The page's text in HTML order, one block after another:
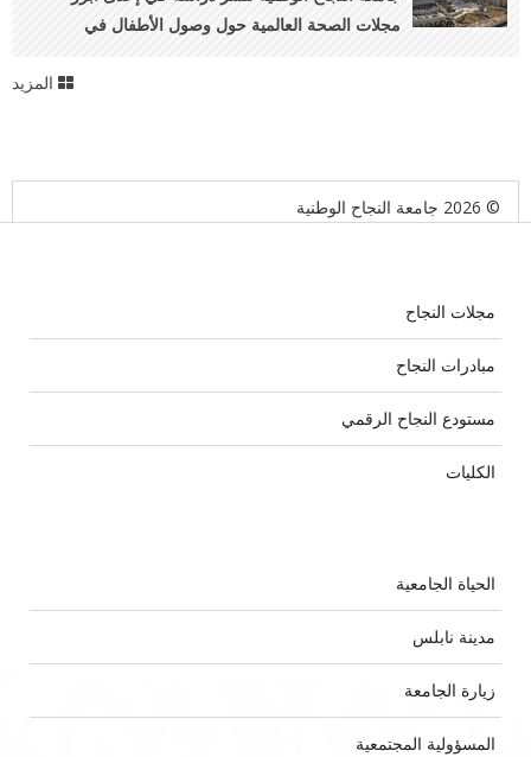
مجلات الصحة العالمية حول وصول الأطفال في
المخيمات الفلسطينية إلى خدمات الرعاية الصحية الأولية
المزيد
© 2026 جامعة النجاح الوطنية
مجلات النجاح
مبادرات النجاح
مستودع النجاح الرقمي
الكليات
الحياة الجامعية
مدينة نابلس
زيارة الجامعة
المسؤولية المجتمعية